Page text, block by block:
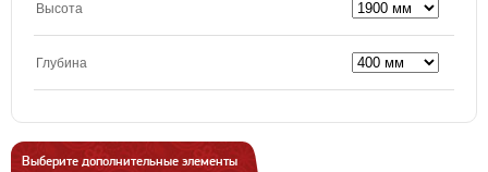
Высота
Глубина
Выберите дополнительные элементы